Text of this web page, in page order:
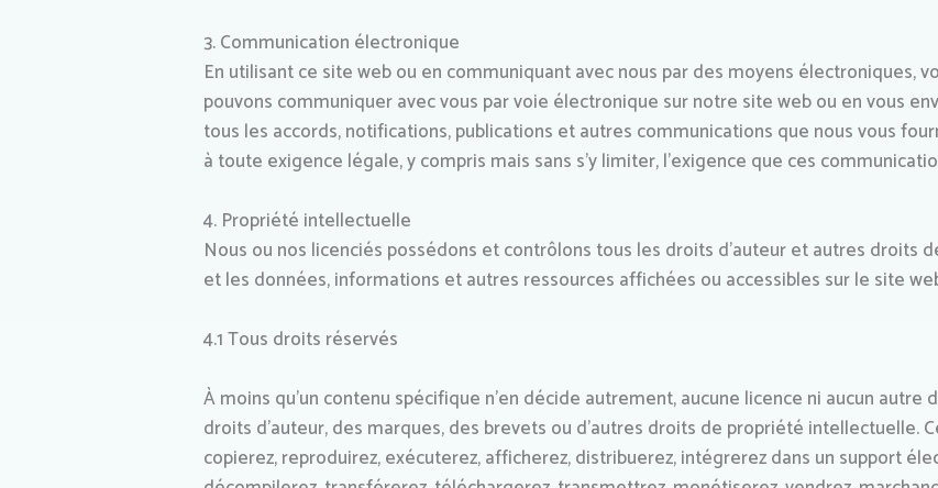
3. Communication électronique
En utilisant ce site web ou en communiquant avec nous par des moyens électroniques,
pouvons communiquer avec vous par voie électronique sur notre site web ou en vous
tous les accords, notifications, publications et autres communications que nous vous
à toute exigence légale, y compris mais sans s’y limiter, l’exigence que ces
4. Propriété intellectuelle
Nous ou nos licenciés possédons et contrôlons tous les droits d’auteur et autres droits
et les données, informations et autres ressources affichées ou accessibles sur le site
4.1 Tous droits réservés
À moins qu’un contenu spécifique n’en décide autrement, aucune licence ni aucun
droits d’auteur, des marques, des brevets ou d’autres droits de propriété intellectuelle.
copierez, reproduirez, exécuterez, afficherez, distribuerez, intégrerez dans un support